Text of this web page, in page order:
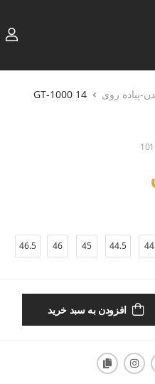
پیاده روی GT-1000 14
44
44.5
45
46
46.5
افزودن به سبد خرید